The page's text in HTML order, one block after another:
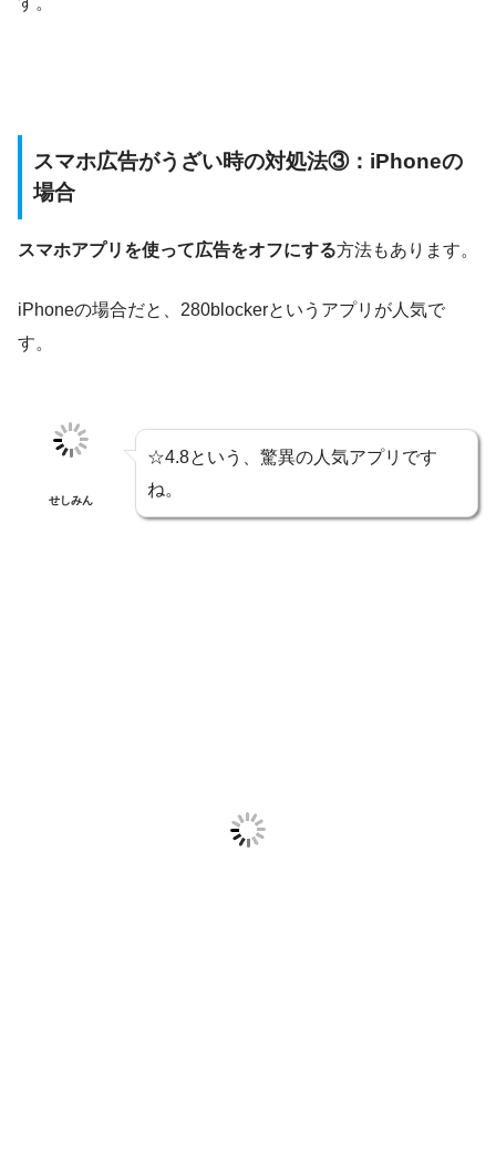
スマホ広告がうざい時の対処法③：iPhoneの
場合
スマホアプリを使って広告をオフにする方法もあります。
iPhoneの場合だと、280blockerというアプリが人気で
す。
せしみん
☆4.8という、驚異の人気アプリです
ね。